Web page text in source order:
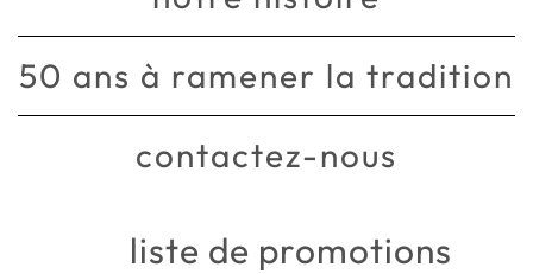
50 ans à ramener la tradition
contactez-nous
liste de promotions